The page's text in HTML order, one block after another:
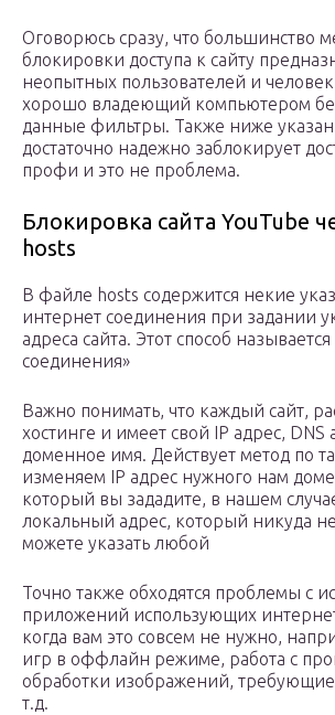
Оговорюсь сразу, что большинство
блокировки доступа к сайту
неопытных пользователей и человек
хорошо владеющий компьютером
данные фильтры. Также ниже
достаточно надежно заблокирует
профи и это не проблема.
Блокировка сайта YouTube
hosts
В файле hosts содержится некие
интернет соединения при задании
адреса сайта. Этот способ
соединения»
Важно понимать, что каждый сайт,
хостинге и имеет свой IP адрес, DNS
доменное имя. Действует метод по
изменяем IP адрес нужного нам
который вы зададите, в нашем
локальный адрес, который никуда
можете указать любой
Точно также обходятся проблемы с
приложений использующих
когда вам это совсем не нужно,
игр в оффлайн режиме, работа с
обработки изображений,
т.д.